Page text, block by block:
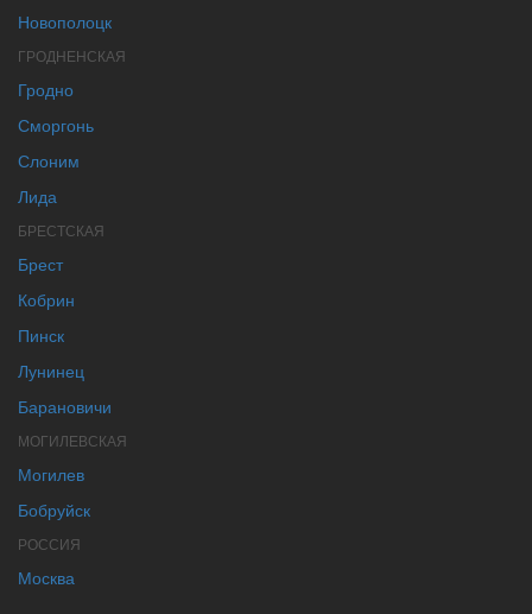
Новополоцк
ГРОДНЕНСКАЯ
Гродно
Сморгонь
Слоним
Лида
БРЕСТСКАЯ
Брест
Кобрин
Пинск
Лунинец
Барановичи
МОГИЛЕВСКАЯ
Могилев
Бобруйск
РОССИЯ
Москва